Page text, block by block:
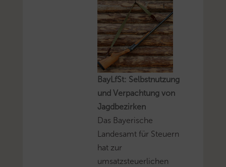
BayLfSt: Selbstnutzung
und Verpachtung von
Jagdbezirken
Das Bayerische
Landesamt für Steuern
hat zur
umsatzsteuerlichen